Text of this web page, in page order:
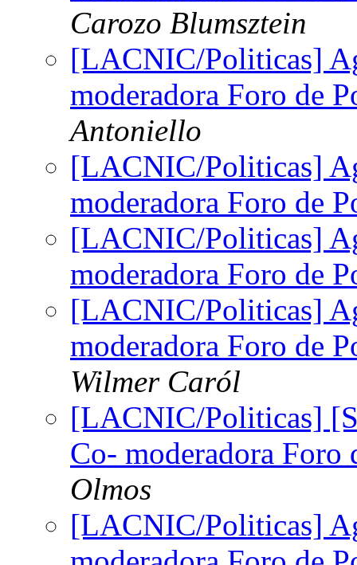
Carozo Blumsztein
[LACNIC/Politicas]
moderadora Foro de
Antoniello
[LACNIC/Politicas]
moderadora Foro de
[LACNIC/Politicas]
moderadora Foro de
[LACNIC/Politicas]
moderadora Foro de
Wilmer Caról
[LACNIC/Politicas]
Co- moderadora
Olmos
[LACNIC/Politicas]